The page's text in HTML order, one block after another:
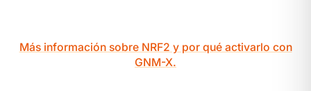
Más información sobre NRF2 y por qué activarlo con
GNM-X.